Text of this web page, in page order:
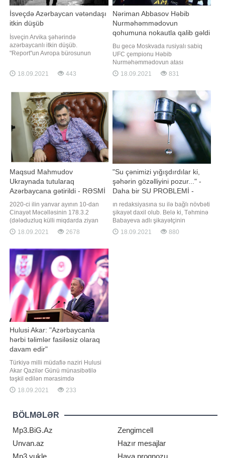
İsveçdə Azərbaycan vətəndaşı
itkin düşüb
İsveçin Arvika şəhərində
azərbaycanlı itkin düşüb.
"Report"un Avropa bürosunun
vətəndaşı, 39 yaşlı İltimas
Mirzəyevdən sentyabrın 15-dən
olmayıb. O, evdən çıxdıqdan bir
qədər sonra əlaqə kəsilib. Hazırda
polis azərbaycanlının axtarışın
18.09.2021 443
Nəriman Abbasov Həbib
Nurməhəmmədovun
qohumuna nokautla qalib gəldi
- VİDEO
Bu gecə Moskvada rusiyalı sabiq
UFC çempionu Həbib
Nurməhəmmədovun atası
Əbdülmanaf Nurməhəmmədovun
xatirəsinə həsr edilən turnir keçirilib.
azərbaycanlı döyüşçü Nəriman
Abbasov rusiyalı Şamil Zavurovla
qarşılaşıb. Abbasov rəqibini ilk
raunddaca nokauta salıb. Qey
18.09.2021 831
Maqsud Mahmudov
Ukraynada tutularaq
Azərbaycana gətirildi - RƏSMİ
2020-ci ilin yanvar ayının 10-dan
Cinayət Məcəlləsinin 178.3.2
(dələduzluq külli miqdarda ziyan
vurmaqla törədildikdə) maddəsi ilə
Daxili İşlər Nazirliyi tərəfindən
Mahmudov Maqsud Soltan oğlu bu
il iyul ayında Ukrayna Respublikası
ərazisində tutulub. Bu barədə Baş
Prokurorlu
18.09.2021 2678
"Su çənimizi yığışdırdılar ki,
şəhərin gözəlliyini pozur..." -
Daha bir SU PROBLEMİ -
ŞİKAYƏT - AÇIQLAMA
ın redaksiyasına su ilə bağlı növbəti
şikayət daxil olub. Belə ki, Təhminə
Babayeva adlı şikayətçinin
sözlərinə görə, Nizami rayonu
"Naxçıvanski" 94B ünvanında
18.09.2021 880
Hulusi Akar: "Azərbaycanla
hərbi təlimlər fasiləsiz olaraq
davam edir"
Türkiyə milli müdafiə naziri Hulusi
Akar Qazilər Günü münasibətilə
təşkil edilən mərasimdə
Azərbaycana dəstək çıxışı edib. Bu
barədə məlumat Türkiyə Milli
yerləşdirilib. Qəhrəman Türkiyə
ordusunun sivilizasiyanın və tarixin
yüklədiyi məsuliyyət hissi ilə dost və
qarda
18.09.2021 233
BÖLMƏLƏR
Mp3.BiG.Az
Zengimcell
Unvan.az
Hazır mesajlar